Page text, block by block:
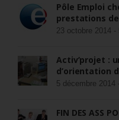
Pôle Emploi
prestations
23 octobre 2014 -
Activ’projet :
d’orientation
5 décembre 2014
FIN DES ASS